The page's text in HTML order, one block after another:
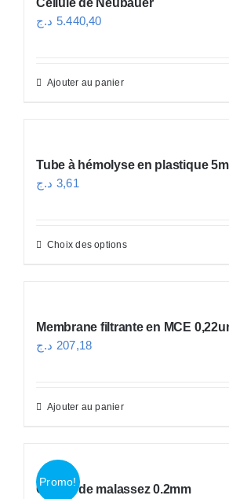
Cellule de Neubauer
5.440,40 د.ج
Ajouter au panier
Tube à hémolyse en plastique 5ml
3,61 د.ج
Choix des optionsCe
variations.
la
Membrane filtrante en MCE
207,18 د.ج
Ajouter au panier
Promo!
Cellule de malassez 0.2mm